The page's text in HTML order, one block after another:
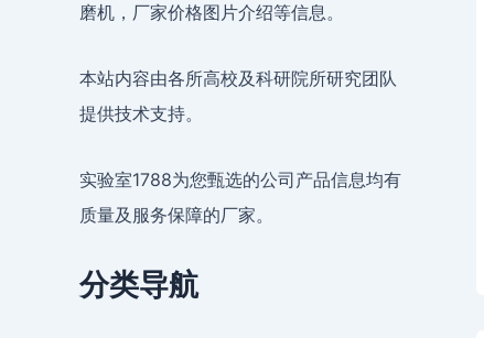
磨机，厂家价格图片介绍等信息。
本站内容由各所高校及科研院所研究团队
提供技术支持。
实验室1788为您甄选的公司产品信息均有
质量及服务保障的厂家。
分类导航